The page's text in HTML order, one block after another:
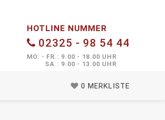
0 MERKLISTE
HOTLINE NUMMER
02325 - 98 54 44
MO. - FR.: 9.00 - 18.00 UHR
SA.: 9.00 - 13.00 UHR